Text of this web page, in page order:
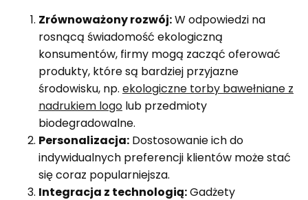
Zrównoważony rozwój:W odpowiedzi na
rosnącą świadomość ekologiczną
konsumentów, firmy mogą zacząć oferować
produkty, które są bardziej przyjazne
środowisku, np. ekologiczne torby bawełniane z
nadrukiem logo lub przedmioty
biodegradowalne.
Personalizacja: Dostosowanie ich do
indywidualnych preferencji klientów może stać
się coraz popularniejsza.
Integracja z technologią:Gadżety